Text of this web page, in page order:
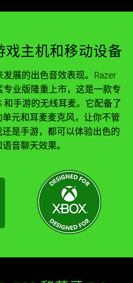
戏主机和移动设备
发展的出色音效表现。Razer
专业版隆重上市，这是一款专
和手游的无线耳麦。它配备了
元和耳麦麦克风，让你不管
是手游，都可以体验出色的
音聊天效果。